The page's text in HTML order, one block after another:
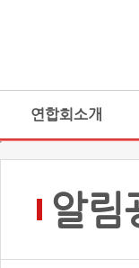
연합회소개
알림